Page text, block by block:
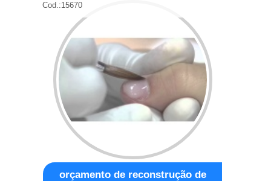
Cod.:15670
orçamento de reconstrução de